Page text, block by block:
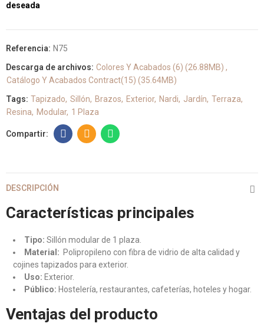
deseada
Referencia: N75
Descarga de archivos: Colores Y Acabados (6) (26.88MB)
Catálogo Y Acabados Contract(15) (35.64MB)
Tags: Tapizado Sillón Brazos Exterior Nardi Jardín Terraza
Resina
Modular 1 Plaza
DESCRIPCIÓN
Características principales
Tipo: Sillón modular de 1 plaza.
Material: Polipropileno con fibra de vidrio de alta calidad y
cojines tapizados para exterior.
Uso: Exterior.
Público: Hostelería, restaurantes, cafeterías, hoteles y hogar.
Ventajas del producto